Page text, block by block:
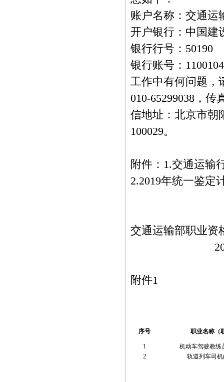
账户名称：交通运
开户银行：中国建
银行行号：50190
银行账号：
工作中有何问题，
010-65299038，传
信地址：北京市朝
100029。
附件：1.交通运输
2.2019年统一鉴定
交通运输部职业资
2019年3
附件1
序号 职业名称（
1
机动车驾驶教练
2
轨道列车司机